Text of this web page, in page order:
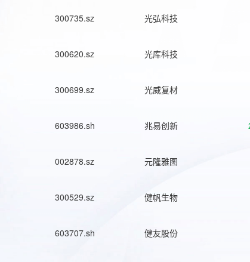
300735.sz 光弘科技
300620.sz 光库科技
300699.sz 光威复材
603986.sh 兆易创新
002878.sz 元隆雅图
300529.sz 健帆生物
603707.sh 健友股份